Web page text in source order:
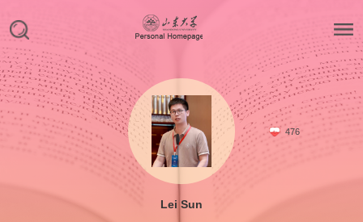
476
Lei Sun